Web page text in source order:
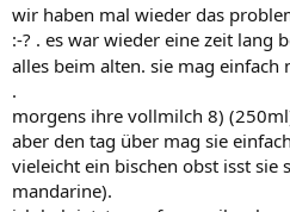
e
wir haben mal wieder das
:-? . es war wieder eine zeit lang
alles beim alten. sie mag einfach
.
morgens ihre vollmilch 8)
aber den tag über mag sie
vieleicht ein bischen obst isst sie
mandarine).